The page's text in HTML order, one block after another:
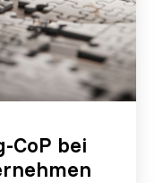
CoP bei